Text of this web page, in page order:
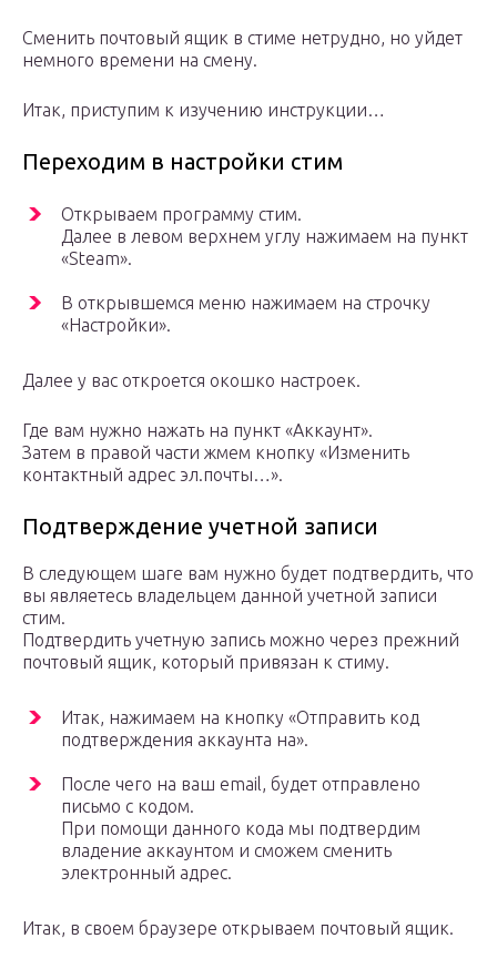
Сменить почтовый ящик в стиме нетрудно, но уйдет
немного времени на смену.
Итак, приступим к изучению инструкции…
Переходим в настройки стим
Открываем программу стим.
Далее в левом верхнем углу нажимаем на пункт
«Steam».
В открывшемся меню нажимаем на строчку
«Настройки».
Далее у вас откроется окошко настроек.
Где вам нужно нажать на пункт «Аккаунт».
Затем в правой части жмем кнопку «Изменить
контактный адрес эл.почты…».
Подтверждение учетной записи
В следующем шаге вам нужно будет подтвердить, что
вы являетесь владельцем данной учетной записи
стим.
Подтвердить учетную запись можно через прежний
почтовый ящик, который привязан к стиму.
Итак, нажимаем на кнопку «Отправить код
подтверждения аккаунта на».
После чего на ваш email, будет отправлено
письмо с кодом.
При помощи данного кода мы подтвердим
владение аккаунтом и сможем сменить
электронный адрес.
Итак, в своем браузере открываем почтовый ящик.